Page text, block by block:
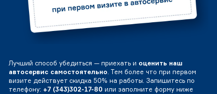
Лучший способ убедиться — приехать и оценить наш
автосервис самостоятельно. Тем более что при первом
визите действует скидка 50% на работы. Запишитесь по
телефону: +7 (343)302-17-80 или заполните форму ниже